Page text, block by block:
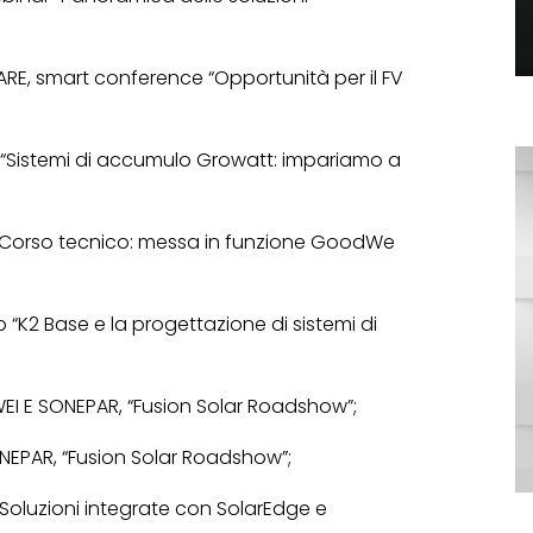
smart conference “Opportunità per il FV
“Sistemi di accumulo Growatt: impariamo a
“Corso tecnico: messa in funzione GoodWe
“K2 Base e la progettazione di sistemi di
E SONEPAR, “Fusion Solar Roadshow”;
“Fusion Solar Roadshow”;
“Soluzioni integrate con SolarEdge e